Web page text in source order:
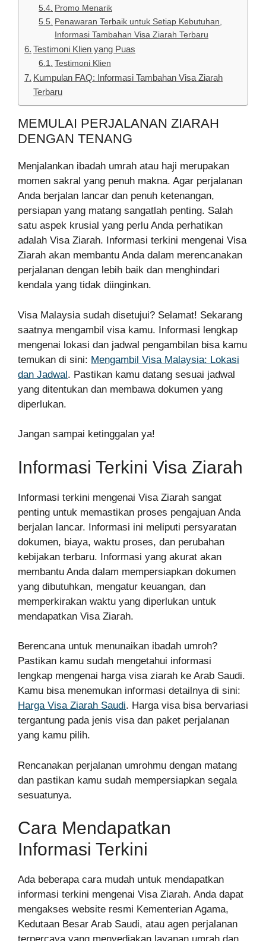
Promo Menarik
Penawaran Terbaik untuk Setiap Kebutuhan,
Informasi Tambahan Visa Ziarah Terbaru
Testimoni Klien yang Puas
Testimoni Klien
Kumpulan FAQ: Informasi Tambahan Visa Ziarah
Terbaru
MEMULAI PERJALANAN ZIARAH
DENGAN TENANG
Menjalankan ibadah umrah atau haji merupakan
momen sakral yang penuh makna. Agar perjalanan
Anda berjalan lancar dan penuh ketenangan,
persiapan yang matang sangatlah penting. Salah
satu aspek krusial yang perlu Anda perhatikan
adalah Visa Ziarah. Informasi terkini mengenai Visa
Ziarah akan membantu Anda dalam merencanakan
perjalanan dengan lebih baik dan menghindari
kendala yang tidak diinginkan.
Visa Malaysia sudah disetujui? Selamat! Sekarang
saatnya mengambil visa kamu. Informasi lengkap
mengenai lokasi dan jadwal pengambilan bisa kamu
temukan di sini: Mengambil Visa Malaysia: Lokasi
dan Jadwal. Pastikan kamu datang sesuai jadwal
yang ditentukan dan membawa dokumen yang
diperlukan.
Jangan sampai ketinggalan ya!
Informasi Terkini Visa Ziarah
Informasi terkini mengenai Visa Ziarah sangat
penting untuk memastikan proses pengajuan Anda
berjalan lancar. Informasi ini meliputi persyaratan
dokumen, biaya, waktu proses, dan perubahan
kebijakan terbaru. Informasi yang akurat akan
membantu Anda dalam mempersiapkan dokumen
yang dibutuhkan, mengatur keuangan, dan
memperkirakan waktu yang diperlukan untuk
mendapatkan Visa Ziarah.
Berencana untuk menunaikan ibadah umroh?
Pastikan kamu sudah mengetahui informasi
lengkap mengenai harga visa ziarah ke Arab Saudi.
Kamu bisa menemukan informasi detailnya di sini:
Harga Visa Ziarah Saudi. Harga visa bisa bervariasi
tergantung pada jenis visa dan paket perjalanan
yang kamu pilih.
Rencanakan perjalanan umrohmu dengan matang
dan pastikan kamu sudah mempersiapkan segala
sesuatunya.
Cara Mendapatkan
Informasi Terkini
Ada beberapa cara mudah untuk mendapatkan
informasi terkini mengenai Visa Ziarah. Anda dapat
mengakses website resmi Kementerian Agama,
Kedutaan Besar Arab Saudi, atau agen perjalanan